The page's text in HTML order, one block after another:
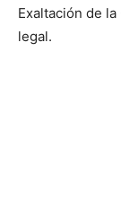
Exaltación de
legal.